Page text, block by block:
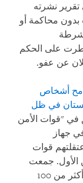
نشرته
بدون محاكمة أو
الشرطة
على الحكم
أشخاص
في ظل
47 عضو سابق في "قوات الأمن
جهاز
قوات
أكتوبر/تشرين الأول. جمعت
هيومن رايتس ووتش معلومات موثوقة حول أكثر من 100